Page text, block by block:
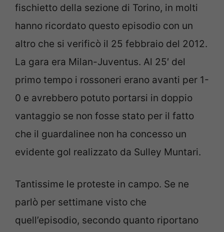
fischietto della sezione di Torino, in molti
hanno ricordato questo episodio con un
altro che si verificò il 25 febbraio del 2012.
La gara era Milan-Juventus. Al 25′ del
primo tempo i rossoneri erano avanti per 1-
0 e avrebbero potuto portarsi in doppio
vantaggio se non fosse stato per il fatto
che il guardalinee non ha concesso un
evidente gol realizzato da Sulley Muntari.
Tantissime le proteste in campo. Se ne
parlò per settimane visto che
quell’episodio, secondo quanto riportano